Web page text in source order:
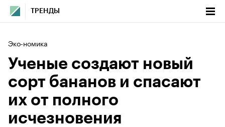
ТРЕНДЫ
Эко-номика
Ученые создают новый
сорт бананов и спасают
их от полного
исчезновения